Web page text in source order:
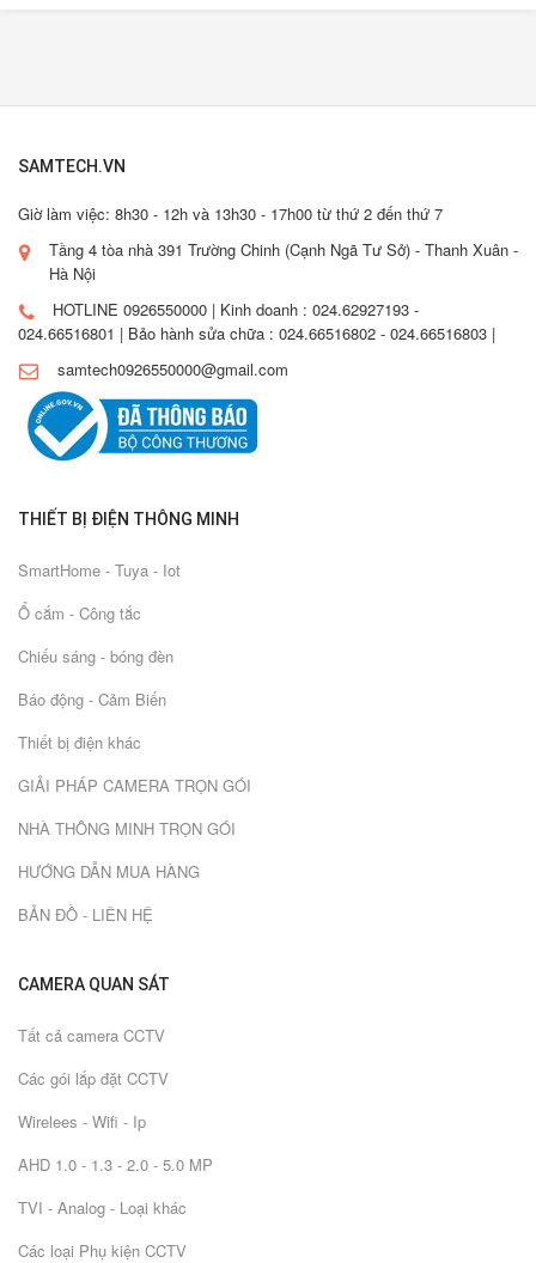
SAMTECH.VN
Giờ làm việc: 8h30 - 12h và 13h30 - 17h00 từ thứ 2 đến thứ 7
Tầng 4 tòa nhà 391 Trường Chinh (Cạnh Ngã Tư Sở) - Thanh Xuân -
Hà Nội
HOTLINE 0926550000 | Kinh doanh : 024.62927193 -
024.66516801 | Bảo hành sửa chữa : 024.66516802 - 024.66516803 |
samtech0926550000@gmail.com
THIẾT BỊ ĐIỆN THÔNG MINH
SmartHome - Tuya - Iot
Ổ cắm - Công tắc
Chiếu sáng - bóng đèn
Báo động - Cảm Biến
Thiết bị điện khác
GIẢI PHÁP CAMERA TRỌN GÓI
NHÀ THÔNG MINH TRỌN GÓI
HƯỚNG DẪN MUA HÀNG
BẢN ĐỒ - LIÊN HỆ
CAMERA QUAN SÁT
Tất cả camera CCTV
Các gói lắp đặt CCTV
Wirelees - Wifi - Ip
AHD 1.0 - 1.3 - 2.0 - 5.0 MP
TVI - Analog - Loại khác
Các loại Phụ kiện CCTV